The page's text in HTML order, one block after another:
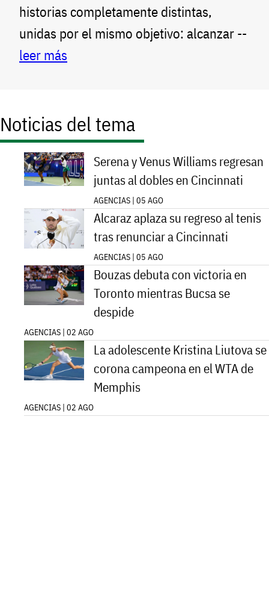
historias completamente distintas,
unidas por el mismo objetivo: alcanzar --
leer más
Noticias del tema
Serena y Venus Williams regresan
juntas al dobles en Cincinnati
AGENCIAS | 05 AGO
Alcaraz aplaza su regreso al tenis
tras renunciar a Cincinnati
AGENCIAS | 05 AGO
Bouzas debuta con victoria en
Toronto mientras Bucsa se
despide
AGENCIAS | 02 AGO
La adolescente Kristina Liutova se
corona campeona en el WTA de
Memphis
AGENCIAS | 02 AGO